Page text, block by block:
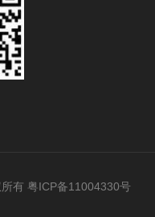
有 粤ICP备11004330号